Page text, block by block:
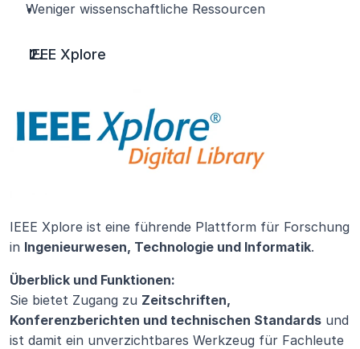
Weniger wissenschaftliche Ressourcen
IEEE Xplore
IEEE Xplore ist eine führende Plattform für Forschung
in Ingenieurwesen, Technologie und Informatik.
Überblick und Funktionen:
Sie bietet Zugang zu Zeitschriften,
Konferenzberichten und technischen Standards und
ist damit ein unverzichtbares Werkzeug für Fachleute